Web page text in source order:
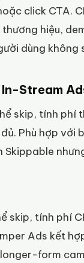
click CTA.
hiệu,
dùng không
Stream
skip, tính phí
Phù hợp với
Skippable
skip, tính phí
Ads kết
form